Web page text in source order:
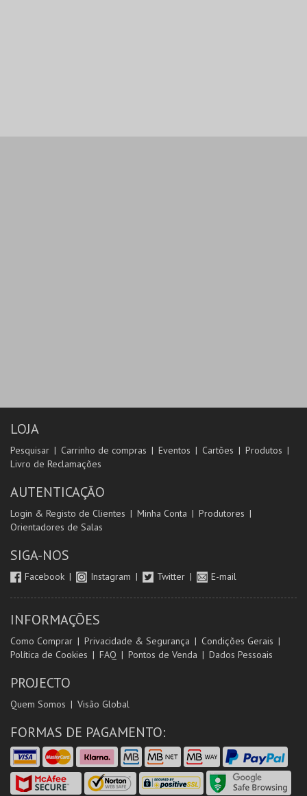
LOJA
Pesquisar Carrinho de compras Eventos Cartões
Produtos
Livro de Reclamações
AUTENTICAÇÃO
Login & Registo de Clientes Minha Conta
Produtores
Orientadores de Salas
SIGA-NOS
Facebook Instagram Twitter E-mail
INFORMAÇÕES
Como Comprar Privacidade & Segurança
Condições Gerais
Política de Cookies
FAQ Pontos de Venda Dados Pessoais
PROJECTO
Quem Somos Visão Global
FORMAS DE PAGAMENTO: